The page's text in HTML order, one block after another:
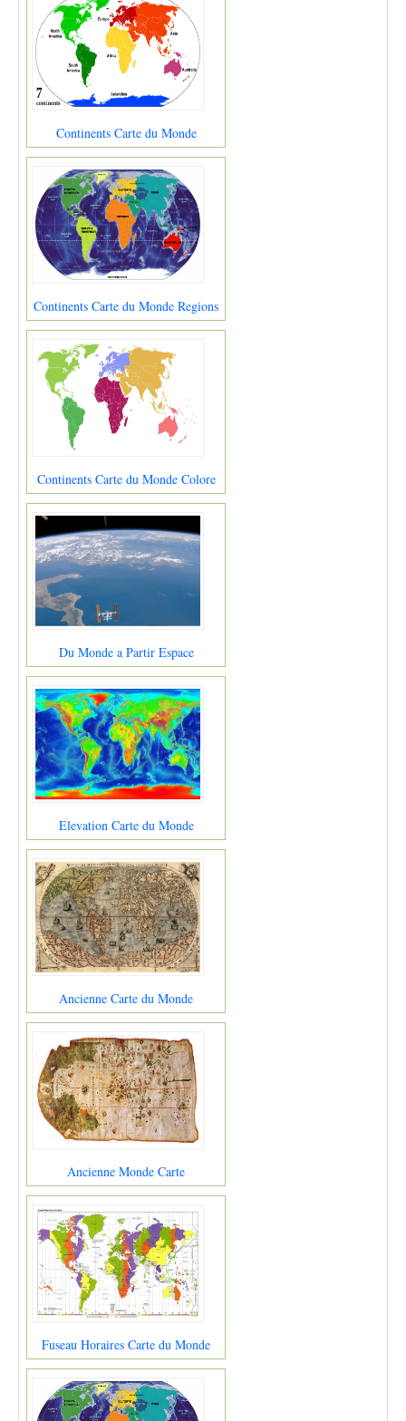
Continents Carte du Monde
Continents Carte du Monde Regions
Continents Carte du Monde Colore
Du Monde a Partir Espace
Elevation Carte du Monde
Ancienne Carte du Monde
Ancienne Monde Carte
Fuseau Horaires Carte du Monde